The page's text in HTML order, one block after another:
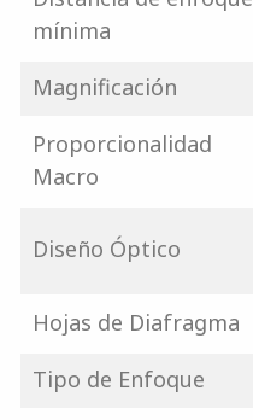
mínima
Magnificación
Proporcionalidad
Macro
Diseño Óptico
Hojas de Diafragma
Tipo de Enfoque